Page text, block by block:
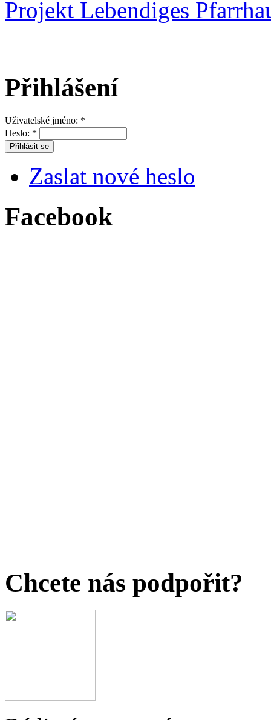
Projekt Lebendiges
Přihlášení
Uživatelské jméno: *
Heslo: *
Zaslat nové heslo
Facebook
Chcete nás podpořit?